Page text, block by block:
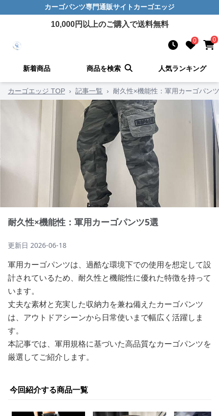
カーゴパンツ専門通販サイト カーゴエッジ
10,000円以上のご購入で送料無料
0 0
新着商品 商品を検索 人気ランキング
カーゴエッジ TOP › 記事一覧 › 耐久性×機能性：軍用カーゴパン
耐久性×機能性：軍用カーゴパンツ5選
更新日 2026-06-18
軍用カーゴパンツは、過酷な環境下での使用を想定して設
計されているため、耐久性と機能性に優れた特徴を持って
います。
丈夫な素材と充実した収納力を兼ね備えたカーゴパンツ
は、アウトドアシーンから日常使いまで幅広く活躍しま
す。
本記事では、軍用規格に基づいた高品質なカーゴパンツを
厳選してご紹介します。
今回紹介する商品一覧